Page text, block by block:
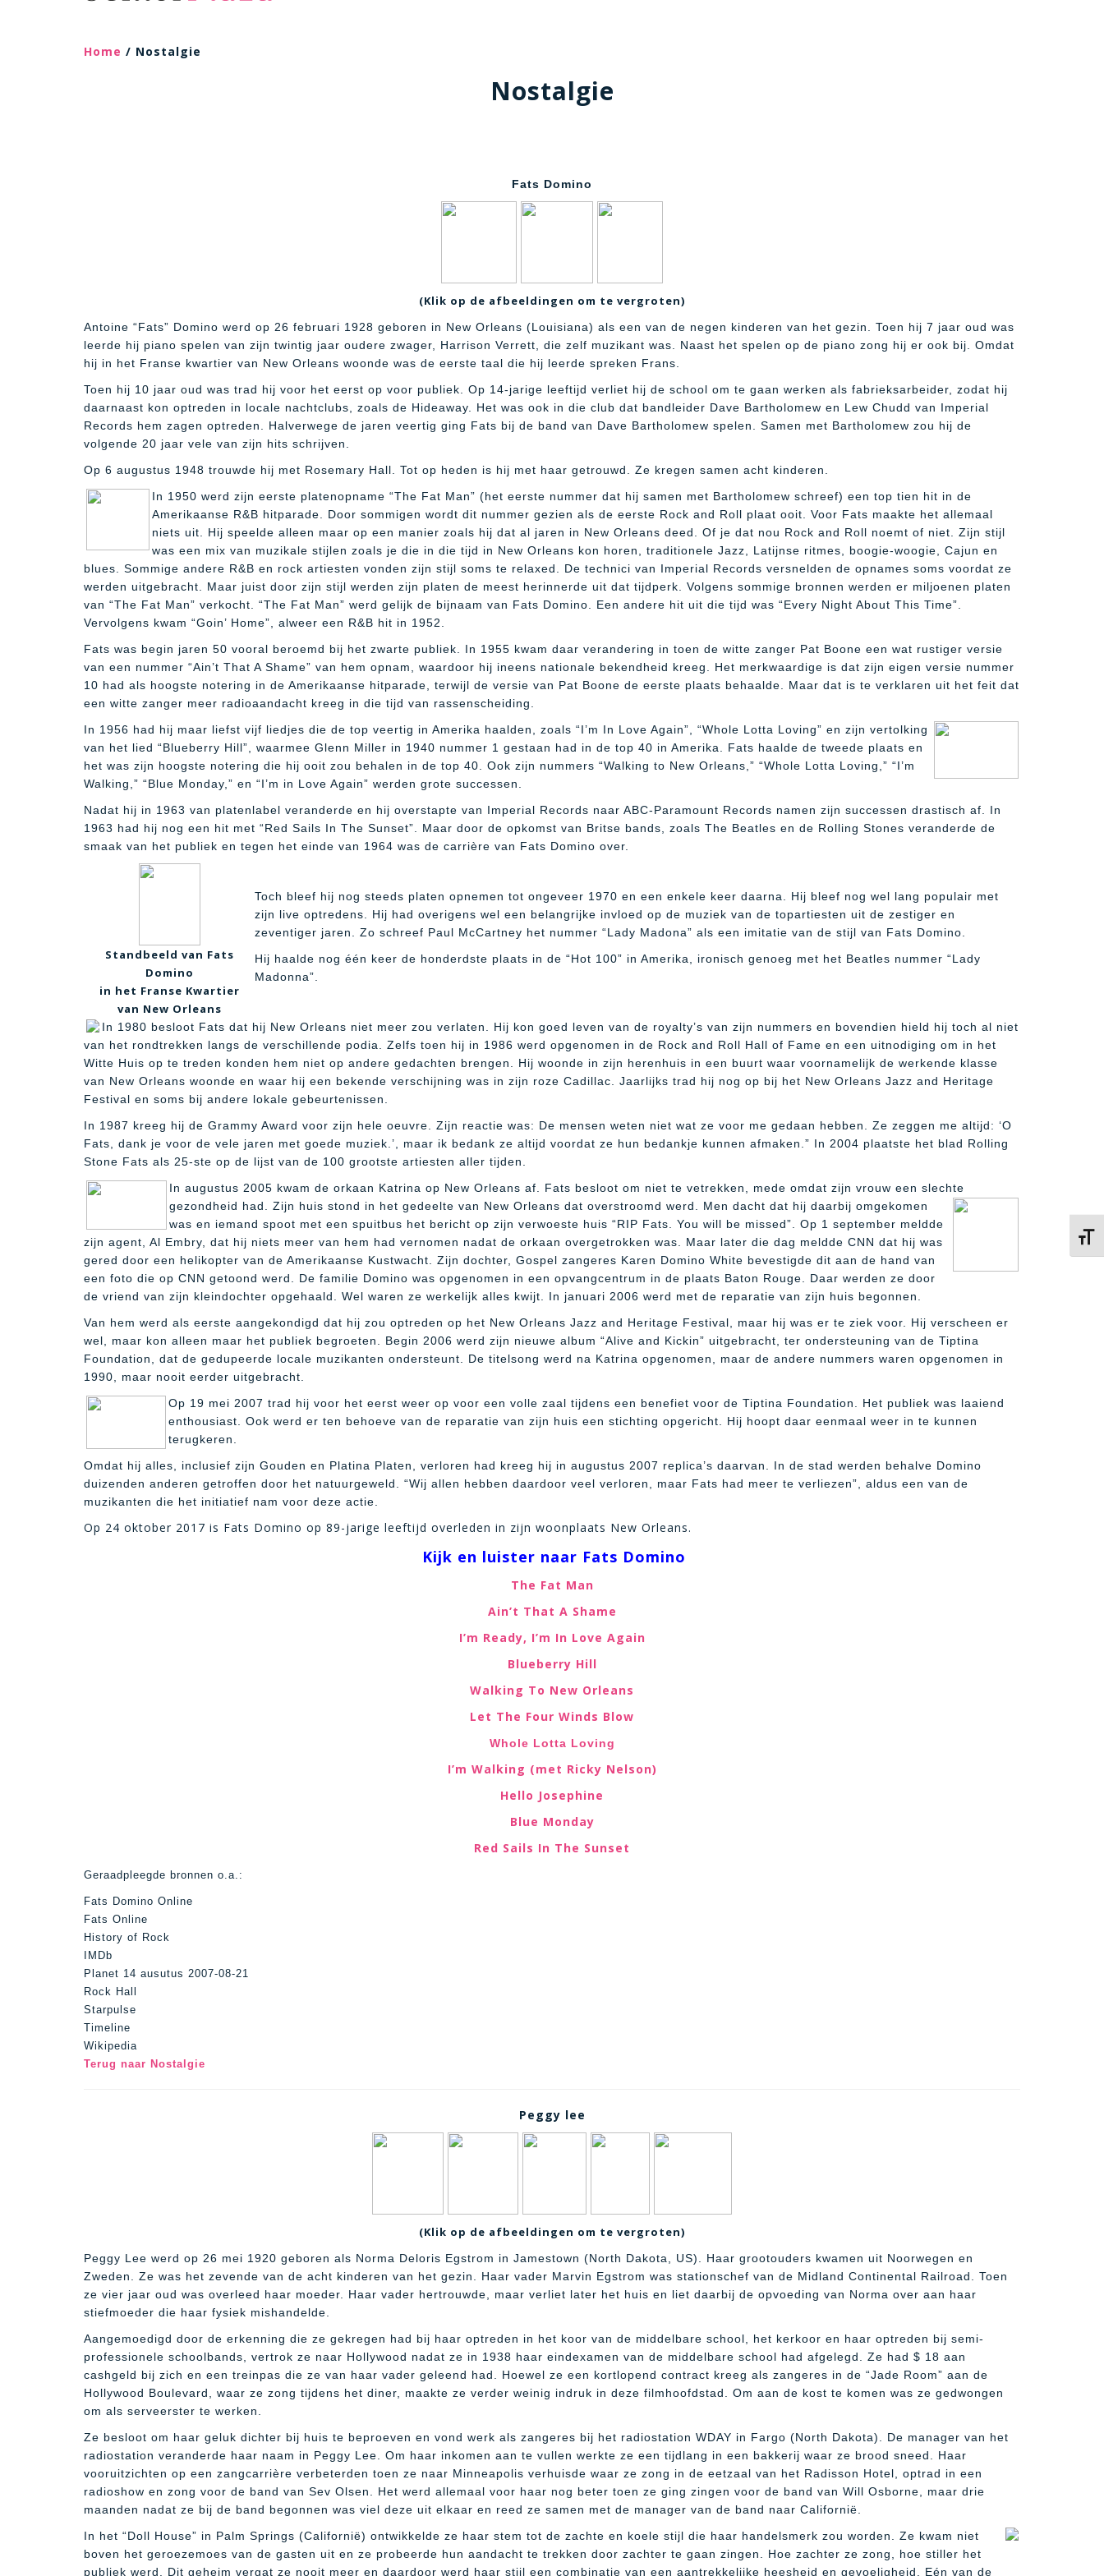
Home / Nostalgie
Nostalgie
Fats Domino
(Klik op de afbeeldingen om te vergroten)
Antoine “Fats” Domino werd op 26 februari 1928 geboren in New Orleans (Louisiana) als een van de negen kinderen van het gezin. Toen hij 7 jaar oud was
leerde hij piano spelen van zijn twintig jaar oudere zwager, Harrison Verrett, die zelf muzikant was. Naast het spelen op de piano zong hij er ook bij. Omdat
hij in het Franse kwartier van New Orleans woonde was de eerste taal die hij leerde spreken Frans.
Toen hij 10 jaar oud was trad hij voor het eerst op voor publiek. Op 14-jarige leeftijd verliet hij de school om te gaan werken als fabrieksarbeider, zodat hij
daarnaast kon optreden in locale nachtclubs, zoals de Hideaway. Het was ook in die club dat bandleider Dave Bartholomew en Lew Chudd van Imperial
Records hem zagen optreden. Halverwege de jaren veertig ging Fats bij de band van Dave Bartholomew spelen. Samen met Bartholomew zou hij de
volgende 20 jaar vele van zijn hits schrijven.
Op 6 augustus 1948 trouwde hij met Rosemary Hall. Tot op heden is hij met haar getrouwd. Ze kregen samen acht kinderen.
In 1950 werd zijn eerste platenopname “The Fat Man” (het eerste nummer dat hij samen met Bartholomew schreef) een top tien hit in de
Amerikaanse R&B hitparade. Door sommigen wordt dit nummer gezien als de eerste Rock and Roll plaat ooit. Voor Fats maakte het allemaal
niets uit. Hij speelde alleen maar op een manier zoals hij dat al jaren in New Orleans deed. Of je dat nou Rock and Roll noemt of niet. Zijn stijl
was een mix van muzikale stijlen zoals je die in die tijd in New Orleans kon horen, traditionele Jazz, Latijnse ritmes, boogie-woogie, Cajun en
blues. Sommige andere R&B en rock artiesten vonden zijn stijl soms te relaxed. De technici van Imperial Records versnelden de opnames soms voordat ze
werden uitgebracht. Maar juist door zijn stijl werden zijn platen de meest herinnerde uit dat tijdperk. Volgens sommige bronnen werden er miljoenen platen
van “The Fat Man” verkocht. “The Fat Man” werd gelijk de bijnaam van Fats Domino. Een andere hit uit die tijd was “Every Night About This Time”.
Vervolgens kwam “Goin’ Home”, alweer een R&B hit in 1952.
Fats was begin jaren 50 vooral beroemd bij het zwarte publiek. In 1955 kwam daar verandering in toen de witte zanger Pat Boone een wat rustiger versie
van een nummer “Ain’t That A Shame” van hem opnam, waardoor hij ineens nationale bekendheid kreeg. Het merkwaardige is dat zijn eigen versie nummer
10 had als hoogste notering in de Amerikaanse hitparade, terwijl de versie van Pat Boone de eerste plaats behaalde. Maar dat is te verklaren uit het feit dat
een witte zanger meer radioaandacht kreeg in die tijd van rassenscheiding.
In 1956 had hij maar liefst vijf liedjes die de top veertig in Amerika haalden, zoals “I’m In Love Again”, “Whole Lotta Loving” en zijn vertolking
van het lied “Blueberry Hill”, waarmee Glenn Miller in 1940 nummer 1 gestaan had in de top 40 in Amerika. Fats haalde de tweede plaats en
het was zijn hoogste notering die hij ooit zou behalen in de top 40. Ook zijn nummers “Walking to New Orleans,” “Whole Lotta Loving,” “I’m
Walking,” “Blue Monday,” en “I’m in Love Again” werden grote successen.
Nadat hij in 1963 van platenlabel veranderde en hij overstapte van Imperial Records naar ABC-Paramount Records namen zijn successen drastisch af. In
1963 had hij nog een hit met “Red Sails In The Sunset”. Maar door de opkomst van Britse bands, zoals The Beatles en de Rolling Stones veranderde de
smaak van het publiek en tegen het einde van 1964 was de carrière van Fats Domino over.
Standbeeld van Fats
Domino
in het Franse Kwartier
van New Orleans
Toch bleef hij nog steeds platen opnemen tot ongeveer 1970 en een enkele keer daarna. Hij bleef nog wel lang populair met
zijn live optredens. Hij had overigens wel een belangrijke invloed op de muziek van de topartiesten uit de zestiger en
zeventiger jaren. Zo schreef Paul McCartney het nummer “Lady Madona” als een imitatie van de stijl van Fats Domino.
Hij haalde nog één keer de honderdste plaats in de “Hot 100” in Amerika, ironisch genoeg met het Beatles nummer “Lady
Madonna”.
In 1980 besloot Fats dat hij New Orleans niet meer zou verlaten. Hij kon goed leven van de royalty’s van zijn nummers en bovendien hield hij toch al niet
van het rondtrekken langs de verschillende podia. Zelfs toen hij in 1986 werd opgenomen in de Rock and Roll Hall of Fame en een uitnodiging om in het
Witte Huis op te treden konden hem niet op andere gedachten brengen. Hij woonde in zijn herenhuis in een buurt waar voornamelijk de werkende klasse
van New Orleans woonde en waar hij een bekende verschijning was in zijn roze Cadillac. Jaarlijks trad hij nog op bij het New Orleans Jazz and Heritage
Festival en soms bij andere lokale gebeurtenissen.
In 1987 kreeg hij de Grammy Award voor zijn hele oeuvre. Zijn reactie was: De mensen weten niet wat ze voor me gedaan hebben. Ze zeggen me altijd: ‘O
Fats, dank je voor de vele jaren met goede muziek.’, maar ik bedank ze altijd voordat ze hun bedankje kunnen afmaken.” In 2004 plaatste het blad Rolling
Stone Fats als 25-ste op de lijst van de 100 grootste artiesten aller tijden.
In augustus 2005 kwam de orkaan Katrina op New Orleans af. Fats besloot om niet te vetrekken, mede omdat zijn vrouw een slechte
gezondheid had. Zijn huis stond in het gedeelte van New Orleans dat overstroomd werd. Men dacht dat hij daarbij omgekomen
was en iemand spoot met een spuitbus het bericht op zijn verwoeste huis “RIP Fats. You will be missed”. Op 1 september meldde
zijn agent, Al Embry, dat hij niets meer van hem had vernomen nadat de orkaan overgetrokken was. Maar later die dag meldde CNN dat hij was
gered door een helikopter van de Amerikaanse Kustwacht. Zijn dochter, Gospel zangeres Karen Domino White bevestigde dit aan de hand van
een foto die op CNN getoond werd. De familie Domino was opgenomen in een opvangcentrum in de plaats Baton Rouge. Daar werden ze door
de vriend van zijn kleindochter opgehaald. Wel waren ze werkelijk alles kwijt. In januari 2006 werd met de reparatie van zijn huis begonnen.
Van hem werd als eerste aangekondigd dat hij zou optreden op het New Orleans Jazz and Heritage Festival, maar hij was er te ziek voor. Hij verscheen er
wel, maar kon alleen maar het publiek begroeten. Begin 2006 werd zijn nieuwe album “Alive and Kickin” uitgebracht, ter ondersteuning van de Tiptina
Foundation, dat de gedupeerde locale muzikanten ondersteunt. De titelsong werd na Katrina opgenomen, maar de andere nummers waren opgenomen in
1990, maar nooit eerder uitgebracht.
Op 19 mei 2007 trad hij voor het eerst weer op voor een volle zaal tijdens een benefiet voor de Tiptina Foundation. Het publiek was laaiend
enthousiast. Ook werd er ten behoeve van de reparatie van zijn huis een stichting opgericht. Hij hoopt daar eenmaal weer in te kunnen
terugkeren.
Omdat hij alles, inclusief zijn Gouden en Platina Platen, verloren had kreeg hij in augustus 2007 replica’s daarvan. In de stad werden behalve Domino
duizenden anderen getroffen door het natuurgeweld. “Wij allen hebben daardoor veel verloren, maar Fats had meer te verliezen”, aldus een van de
muzikanten die het initiatief nam voor deze actie.
Op 24 oktober 2017 is Fats Domino op 89-jarige leeftijd overleden in zijn woonplaats New Orleans.
Kijk en luister naar Fats Domino
The Fat Man
Ain’t That A Shame
I’m Ready, I’m In Love Again
Blueberry Hill
Walking To New Orleans
Let The Four Winds Blow
Whole Lotta Loving
I’m Walking (met Ricky Nelson)
Hello Josephine
Blue Monday
Red Sails In The Sunset
Geraadpleegde bronnen o.a.:
Fats Domino Online
Fats Online
History of Rock
IMDb
Planet 14 ausutus 2007-08-21
Rock Hall
Starpulse
Timeline
Wikipedia
Terug naar Nostalgie
Peggy lee
(Klik op de afbeeldingen om te vergroten)
Peggy Lee werd op 26 mei 1920 geboren als Norma Deloris Egstrom in Jamestown (North Dakota, US). Haar grootouders kwamen uit Noorwegen en
Zweden. Ze was het zevende van de acht kinderen van het gezin. Haar vader Marvin Egstrom was stationschef van de Midland Continental Railroad. Toen
ze vier jaar oud was overleed haar moeder. Haar vader hertrouwde, maar verliet later het huis en liet daarbij de opvoeding van Norma over aan haar
stiefmoeder die haar fysiek mishandelde.
Aangemoedigd door de erkenning die ze gekregen had bij haar optreden in het koor van de middelbare school, het kerkoor en haar optreden bij semi-
professionele schoolbands, vertrok ze naar Hollywood nadat ze in 1938 haar eindexamen van de middelbare school had afgelegd. Ze had $ 18 aan
cashgeld bij zich en een treinpas die ze van haar vader geleend had. Hoewel ze een kortlopend contract kreeg als zangeres in de “Jade Room” aan de
Hollywood Boulevard, waar ze zong tijdens het diner, maakte ze verder weinig indruk in deze filmhoofdstad. Om aan de kost te komen was ze gedwongen
om als serveerster te werken.
Ze besloot om haar geluk dichter bij huis te beproeven en vond werk als zangeres bij het radiostation WDAY in Fargo (North Dakota). De manager van het
radiostation veranderde haar naam in Peggy Lee. Om haar inkomen aan te vullen werkte ze een tijdlang in een bakkerij waar ze brood sneed. Haar
vooruitzichten op een zangcarrière verbeterden toen ze naar Minneapolis verhuisde waar ze zong in de eetzaal van het Radisson Hotel, optrad in een
radioshow en zong voor de band van Sev Olsen. Het werd allemaal voor haar nog beter toen ze ging zingen voor de band van Will Osborne, maar drie
maanden nadat ze bij de band begonnen was viel deze uit elkaar en reed ze samen met de manager van de band naar Californië.
In het “Doll House” in Palm Springs (Californië) ontwikkelde ze haar stem tot de zachte en koele stijl die haar handelsmerk zou worden. Ze kwam niet
boven het geroezemoes van de gasten uit en ze probeerde hun aandacht te trekken door zachter te gaan zingen. Hoe zachter ze zong, hoe stiller het
publiek werd. Dit geheim vergat ze nooit meer en daardoor werd haar stijl een combinatie van een aantrekkelijke heesheid en gevoeligheid. Eén van de